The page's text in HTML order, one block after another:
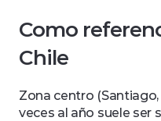
Como
Chile
Zona centro (Santiago,
veces al año suele ser